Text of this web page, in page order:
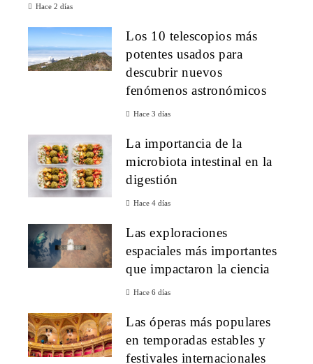
Hace 2 días
Los 10 telescopios más
potentes usados para
descubrir nuevos
fenómenos astronómicos
Hace 3 días
La importancia de la
microbiota intestinal en la
digestión
Hace 4 días
Las exploraciones
espaciales más importantes
que impactaron la ciencia
Hace 6 días
Las óperas más populares
en temporadas estables y
festivales internacionales